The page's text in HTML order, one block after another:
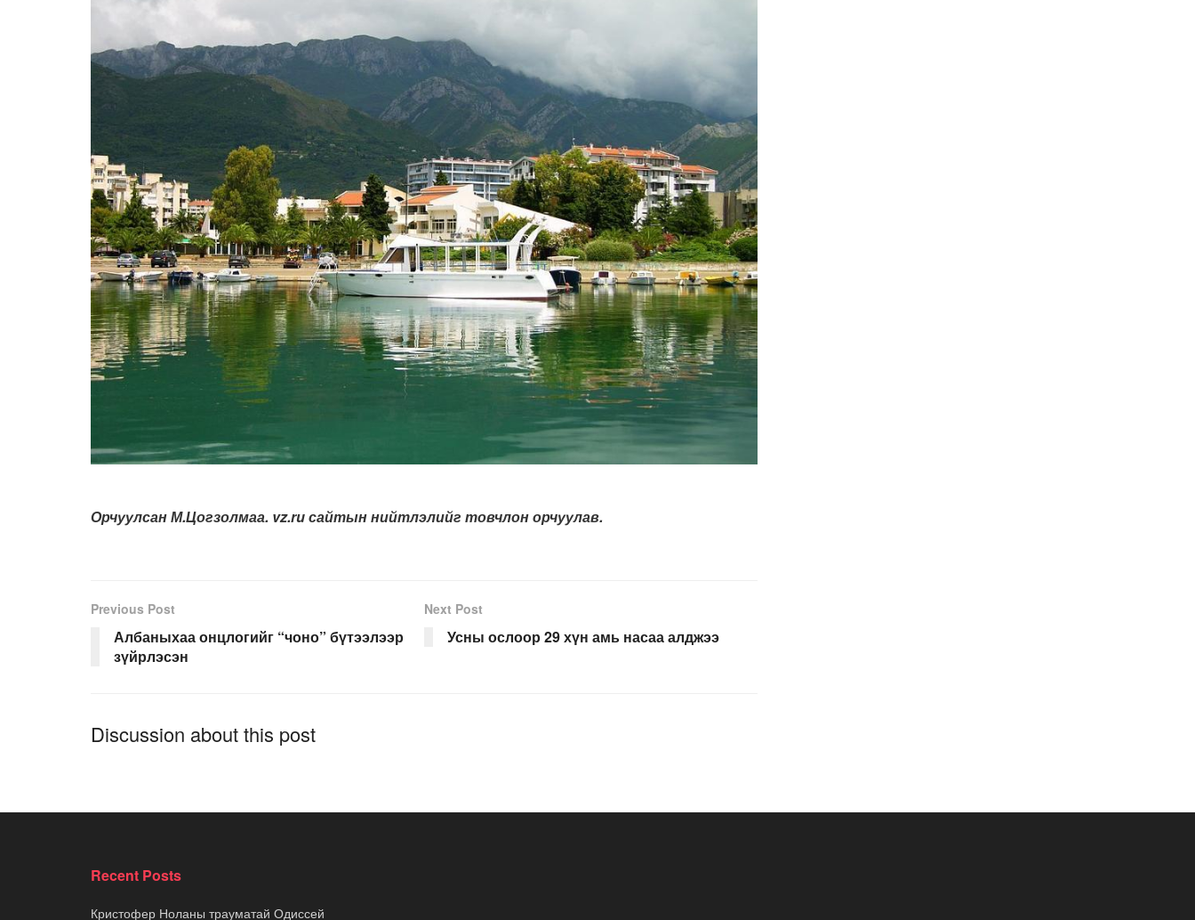
Орчуулсан М.Цогзолмаа. vz.ru сайтын нийтлэлийг товчлон орчуулав.
Previous Post
Албаныхаа онцлогийг “чоно” бүтээлээр
зүйрлэсэн
Next Post
Усны ослоор 29 хүн амь насаа алджээ
Discussion about this post
Recent Posts
Кристофер Ноланы трауматай Одиссей